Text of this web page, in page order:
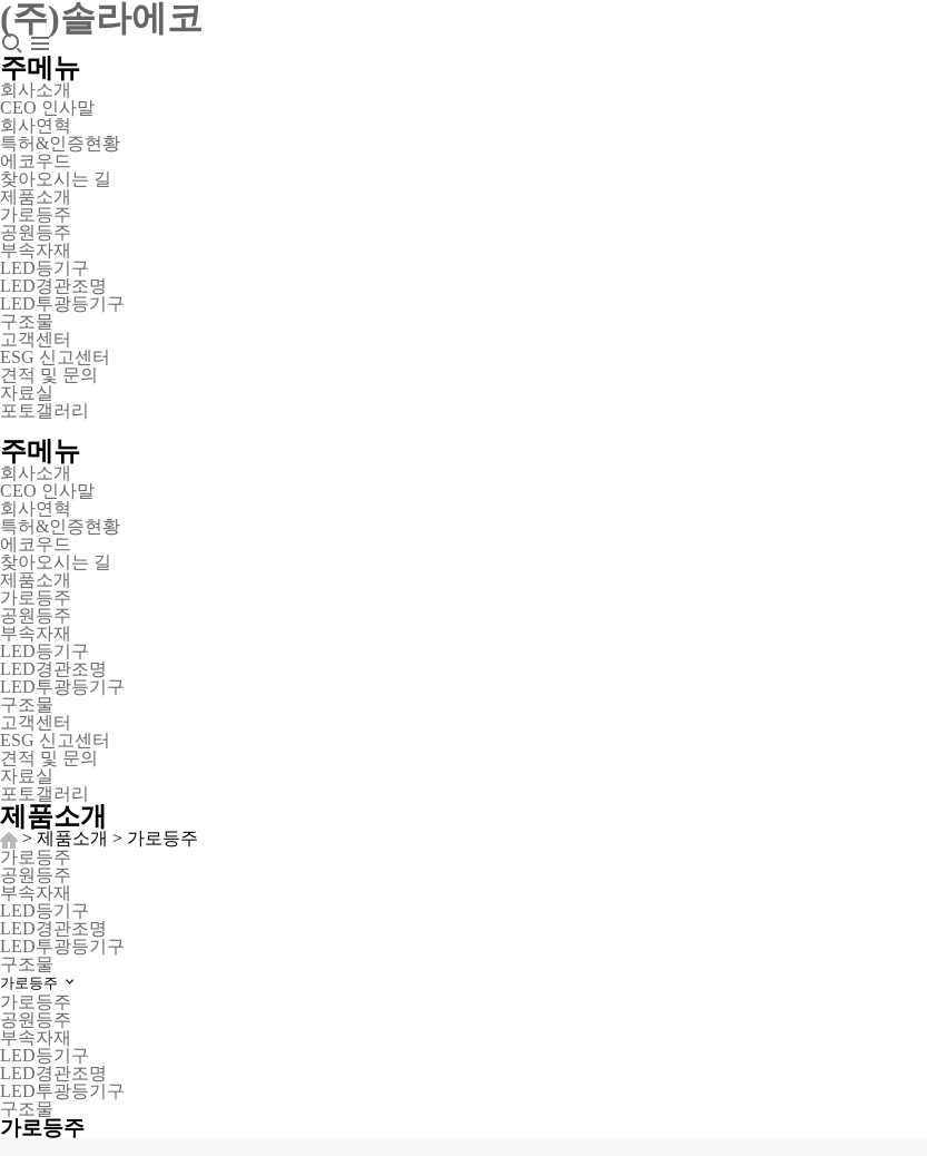
(주)솔라에코
주메뉴
회사소개
CEO 인사말
회사연혁
특허&인증현황
에코우드
찾아오시는 길
제품소개
가로등주
공원등주
부속자재
LED등기구
LED경관조명
LED투광등기구
구조물
고객센터
ESG 신고센터
견적 및 문의
자료실
포토갤러리
주메뉴
회사소개
CEO 인사말
회사연혁
특허&인증현황
에코우드
찾아오시는 길
제품소개
가로등주
공원등주
부속자재
LED등기구
LED경관조명
LED투광등기구
구조물
고객센터
ESG 신고센터
견적 및 문의
자료실
포토갤러리
제품소개
> 제품소개 > 가로등주
가로등주
공원등주
부속자재
LED등기구
LED경관조명
LED투광등기구
구조물
가로등주
가로등주
공원등주
부속자재
LED등기구
LED경관조명
LED투광등기구
구조물
가로등주